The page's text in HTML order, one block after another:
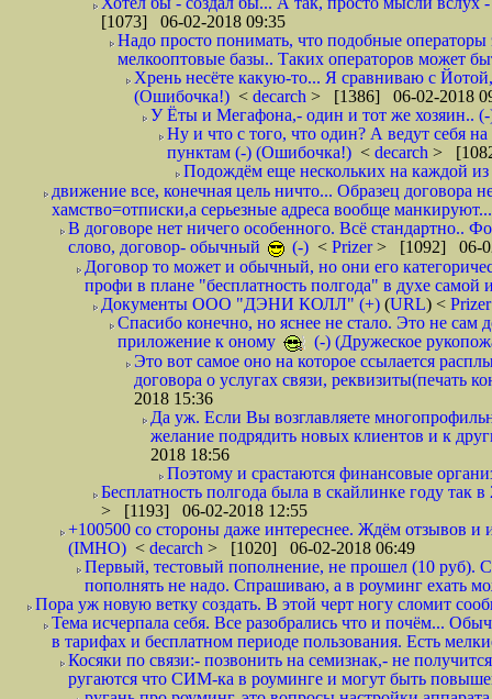
[1073] 06-02-2018 09:35
Надо просто понимать, что подобные
мелкооптовые базы.. Таких операторов может
Хрень несёте какую-то... Я сравниваю с
(Ошибочка!) < decarch > [1386] 06-02-2018
У Ёты и Мегафона,- один и тот же хозяин..
Ну и что с того, что один? А ведут себя
пунктам (-) (Ошибочка!) < decarch >
Подождём еще нескольких на каждой из
движение все, конечная цель ничто... Образец договора
хамство=отписки,а серьезные адреса вообще
В договоре нет ничего особенного. Всё стандартно..
слово, договор- обычный
(-) < Prizer> [1092] 06-
Договор то может и обычный, но они его
профи в плане "бесплатность полгода" в духе
Документы ООО "ДЭНИ КОЛЛ" (+) (URL) <
Спасибо конечно, но яснее не стало. Это не сам
приложение к оному
(-) (Дружеское
Это вот самое оно на которое ссылается
договора о услугах связи, реквизиты(печать
2018 15:36
Да уж. Если Вы возглавляете
желание подрядить новых клиентов и к
2018 18:56
Поэтому и срастаются финансовые
Бесплатность полгода была в скайлинке году
> [1193] 06-02-2018 12:55
+100500 со стороны даже интереснее. Ждём отзывов и
(IMHO) < decarch > [1020] 06-02-2018 06:49
Первый, тестовый пополнение, не прошел (10 руб).
пополнять не надо. Спрашиваю, а в роуминг ехать
Пора уж новую ветку создать. В этой черт ногу сломит
Тема исчерпала себя. Все разобрались что и почём...
в тарифах и бесплатном периоде пользования. Есть
Косяки по связи:- позвонить на семизнак,- не
ругаются что СИМ-ка в роуминге и могут быть